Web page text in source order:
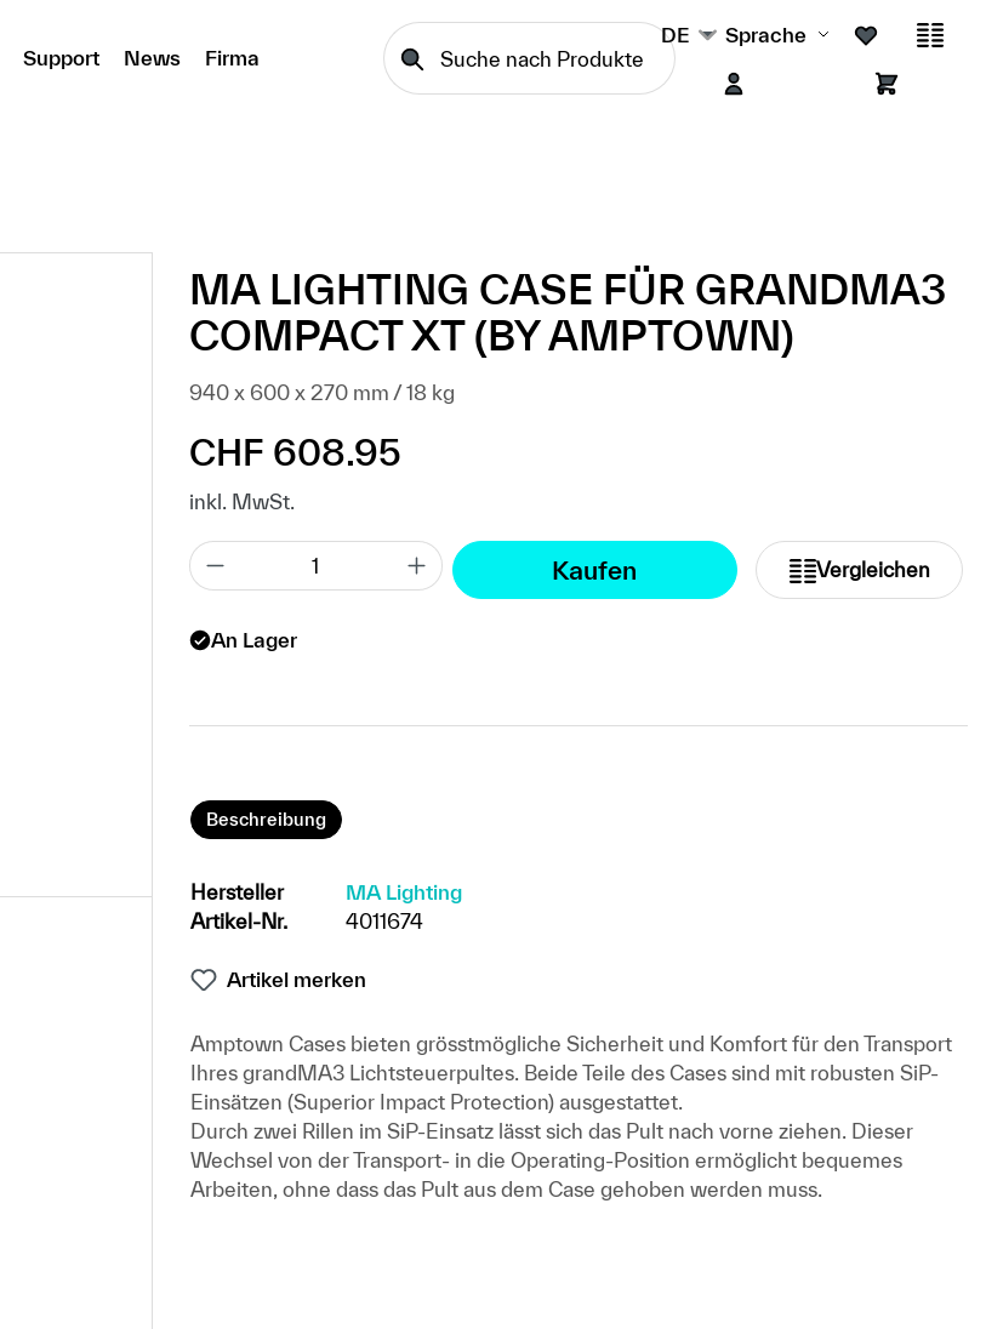
Support News Firma
DE Sprache
MA LIGHTING CASE FÜR GRANDMA3
COMPACT XT (BY AMPTOWN)
940 x 600 x 270 mm / 18 kg
Regulärer Preis:
CHF 608.95
inkl. MwSt.
Kaufen Vergleichen
An Lager
Beschreibung
Hersteller
MA Lighting
Artikel-Nr.
4011674
Artikel merken
Amptown Cases bieten grösstmögliche Sicherheit und Komfort für den Transport
Ihres grandMA3 Lichtsteuerpultes. Beide Teile des Cases sind mit robusten SiP-
Einsätzen (Superior Impact Protection) ausgestattet.
Durch zwei Rillen im SiP-Einsatz lässt sich das Pult nach vorne ziehen. Dieser
Wechsel von der Transport- in die Operating-Position ermöglicht bequemes
Arbeiten, ohne dass das Pult aus dem Case gehoben werden muss.